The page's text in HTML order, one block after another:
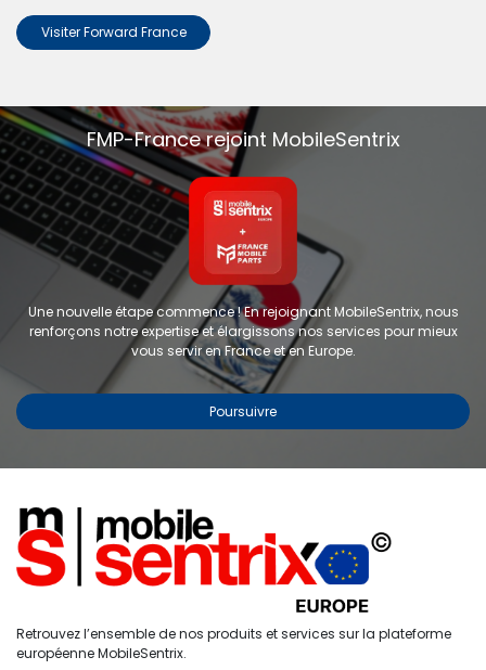
Étiquettes
Accueil Recherche
0
Compte
Visiter Forward France
FMP-France rejoint MobileSentrix
Une nouvelle étape commence ! En rejoignant MobileSentrix, nous
renforçons notre expertise et élargissons nos services pour mieux
vous servir en France et en Europe.
Poursuivre
Retrouvez l’ensemble de nos produits et services sur la plateforme
européenne MobileSentrix.
Copyright © 2024 FMP-France. Tous droits réservés